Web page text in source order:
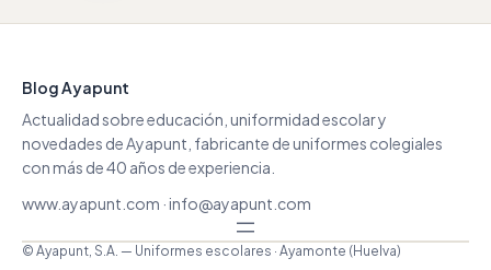
Blog Ayapunt
Actualidad sobre educación, uniformidad escolar y
novedades de Ayapunt, fabricante de uniformes colegiales
con más de 40 años de experiencia.
www.ayapunt.com ·info@ayapunt.com
© Ayapunt, S.A. — Uniformes escolares · Ayamonte (Huelva)